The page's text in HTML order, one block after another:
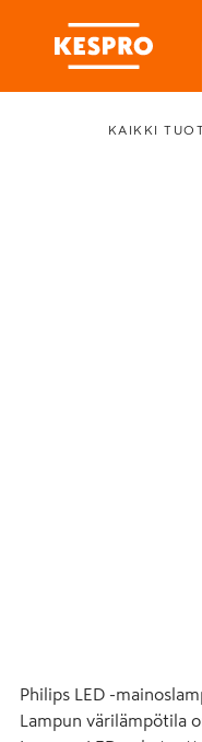
KAIKKI
Philips LED -
Lampun värilämpötila